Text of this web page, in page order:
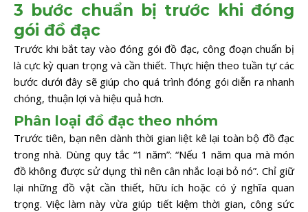
3 bước chuẩn bị trước khi đóng
gói đồ đạc
Trước khi bắt tay vào đóng gói đồ đạc, công đoạn chuẩn bị
là cực kỳ quan trọng và cần thiết. Thực hiện theo tuần tự các
bước dưới đây sẽ giúp cho quá trình đóng gói diễn ra nhanh
chóng, thuận lợi và hiệu quả hơn.
Phân loại đồ đạc theo nhóm
Trước tiên, bạn nên dành thời gian liệt kê lại toàn bộ đồ đạc
trong nhà. Dùng quy tắc “1 năm”: “Nếu 1 năm qua mà món
đồ không được sử dụng thì nên cân nhắc loại bỏ nó”. Chỉ giữ
lại những đồ vật cần thiết, hữu ích hoặc có ý nghĩa quan
trọng. Việc làm này vừa giúp tiết kiệm thời gian, công sức